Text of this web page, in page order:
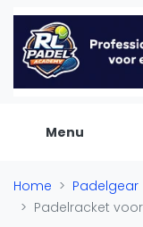
Menu
De Padel
Alle padel
Padelwinkels
Organisatie
Banenbouwers
Overige
Home Padelgear
Padelracket